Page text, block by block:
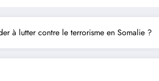
à lutter contre le terrorisme en Somalie ?